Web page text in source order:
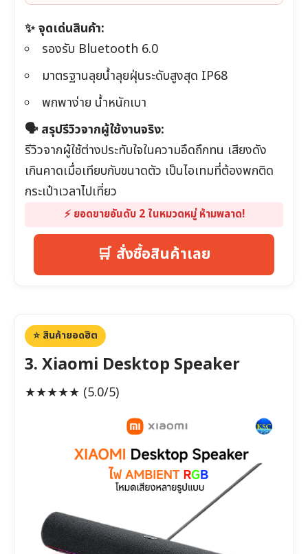
✨ จุดเด่นสินค้า:
รองรับ Bluetooth 6.0
มาตรฐานลุยน้ำลุยฝุ่นระดับสูงสุด IP68
พกพาง่าย น้ำหนักเบา
🗣️ สรุปรีวิวจากผู้ใช้งานจริง:
รีวิวจากผู้ใช้ต่างประทับใจในความอึดถึกทน เสียงดัง
เกินคาดเมื่อเทียบกับขนาดตัว เป็นไอเทมที่ต้องพกติด
กระเป๋าเวลาไปเที่ยว
⚡️ ยอดขายอันดับ 2 ในหมวดหมู่ ห้ามพลาด!
🛒 สั่งซื้อสินค้าเลย
⭐️ สินค้ายอดฮิต
3. Xiaomi Desktop Speaker
★★★★★ (5.0/5)